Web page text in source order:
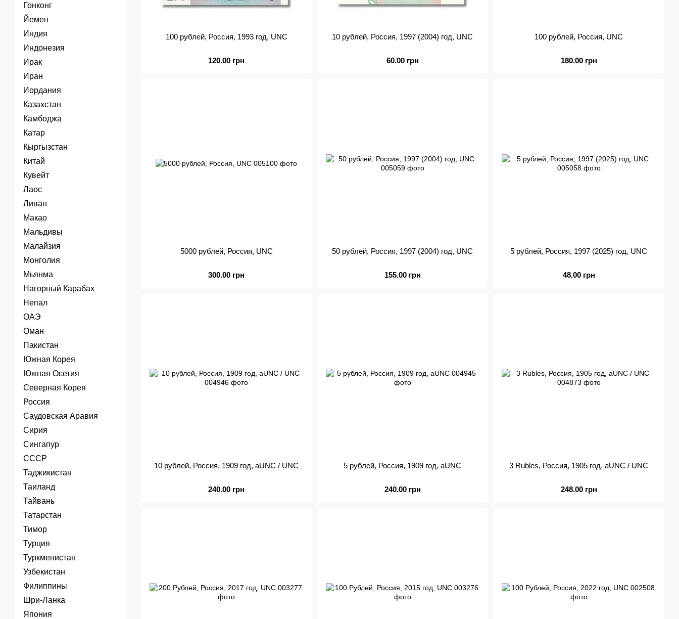
100 рублей, Россия, 1993 год, UNC
120.00 грн
10 рублей, Россия, 1997 (2004) год, UNC
60.00 грн
100 рублей, Россия, UNC
180.00 грн
5000 рублей, Россия, UNC
300.00 грн
50 рублей, Россия, 1997 (2004) год, UNC
155.00 грн
5 рублей, Россия, 1997 (2025) год, UNC
48.00 грн
10 рублей, Россия, 1909 год, aUNC / UNC
240.00 грн
5 рублей, Россия, 1909 год, aUNC
240.00 грн
3 Rubles, Россия, 1905 год, aUNC / UNC
248.00 грн
Гонконг
Йемен
Индия
Индонезия
Ирак
Иран
Иордания
Казахстан
Камбоджа
Катар
Кыргызстан
Китай
Кувейт
Лаос
Ливан
Макао
Мальдивы
Малайзия
Монголия
Мьянма
Нагорный Карабах
Непал
ОАЭ
Оман
Пакистан
Южная Корея
Южная Осетия
Северная Корея
Россия
Саудовская Аравия
Сирия
Сингапур
СССР
Таджикистан
Таиланд
Тайвань
Татарстан
Тимор
Турция
Туркменистан
Узбекистан
Филиппины
Шри-Ланка
Япония